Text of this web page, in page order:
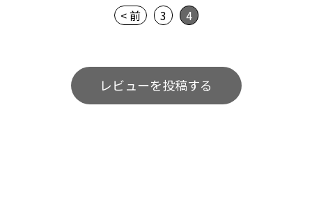
< 前 3 4
レビューを投稿する